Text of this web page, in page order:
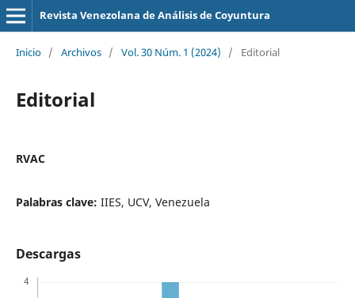
Revista Venezolana de Análisis de Coyuntura
Inicio / Archivos / Vol. 30 Núm. 1 (2024) / Editorial
Editorial
RVAC
Palabras clave: IIES, UCV, Venezuela
Descargas